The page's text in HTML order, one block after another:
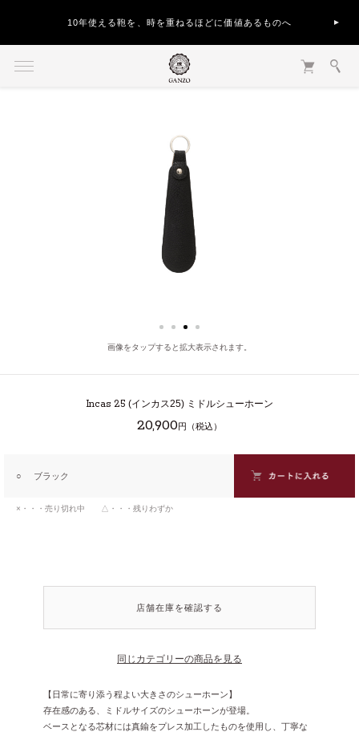
地震の影響による、お届け遅延について
画像をタップすると拡大表示されます。
Incas 25 (インカス25) ミドルシューホーン
20,900円（税込）
○ ブラック
×・・・売り切れ中 △・・・残りわずか
店舗在庫を確認する
同じカテゴリーの商品を見る
【日常に寄り添う程よい大きさのシューホーン】
存在感のある、ミドルサイズのシューホーンが登場。
ベースとなる芯材には真鍮をプレス加工したものを使用し、丁寧な